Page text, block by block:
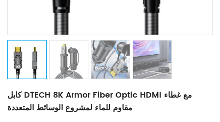
كابل DTECH 8K Armor Fiber Optic HDMI مع غطاء
مقاوم للماء لمشروع الوسائط المتعددة